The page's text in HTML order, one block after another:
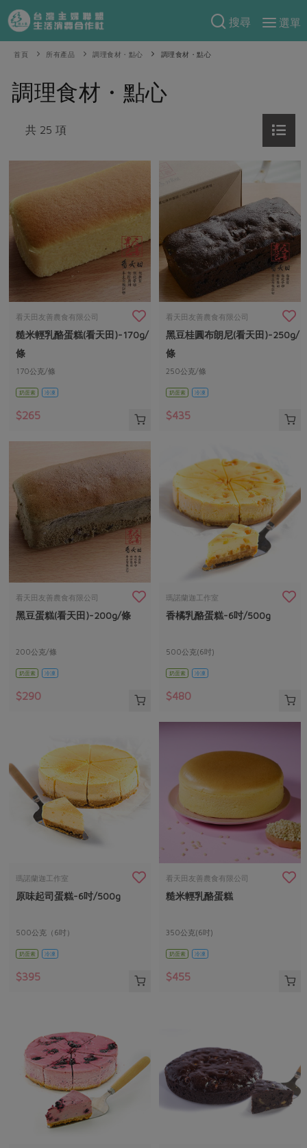
搜尋
選單
產品分類
一籃菜 當令水果
芽苗類
奶蛋豆・五穀
豆製品 米麵雜糧
水畜加工品
調理食材・點心
調味醬料/南北貨 烘焙
居家好物
美妝保養 個人清潔
家庭清潔
素食專區
食譜料理
海鮮
蔬食
料理方式
烘焙．點心
醬料
湯品．鍋物
飲品
主題食譜
年菜食譜
高麗菜海鮮煎餅
防災用品預購圓滿結束
2026年端午節預購圓滿結束
更多預購活動
合作25-經典快閃最後一週
合作25-精選產品第四彈
合作25-精選產品第三彈
更多當季產品
主婦聯盟X樂齡網特約優惠案
30%rPET紅烏龍茶
2024農業發展計畫年度報告
更多議題活動
把最好的台灣味帶回家！
觀點文章
主婦食堂
合作聯合國
產品故事 生活提案
親子食育
廚房瑜伽
關注議題
減硝酸鹽
公益金 食農教育
更多議題
生活者e週報
關於合作社
認識合作社
關於我們
合作社組織
員工與求才
產品檢驗
自主把關
檢驗報告
硝酸鹽檢驗
社員權益
合作社法規
社務專區
選舉專區
媒體報導
地區活動
重要公告
首頁 所有產品 調理食材・點心 調理食材・點心
調理食材・點心
共 25 項
看天田友善農食有限公司
糙米輕乳酪蛋糕(看天田)-170g/
條
170公克/條
奶蛋素 冷凍
$265
看天田友善農食有限公司
黑豆桂圓布朗尼(看天田)-250g/
條
250公克/條
奶蛋素 冷凍
$435
看天田友善農食有限公司
黑豆蛋糕(看天田)-200g/條
200公克/條
奶蛋素 冷凍
$290
瑪諾蘭迦工作室
香橘乳酪蛋糕-6吋/500g
500公克(6吋)
奶蛋素 冷凍
$480
瑪諾蘭迦工作室
原味起司蛋糕-6吋/500g
500公克（6吋）
奶蛋素 冷凍
$395
看天田友善農食有限公司
糙米輕乳酪蛋糕
350公克(6吋)
奶蛋素 冷凍
$455